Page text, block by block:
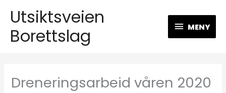
rettUtsiktsveien
Borettslag
MENY
MENY
Dreneringsarbeid våren 2020